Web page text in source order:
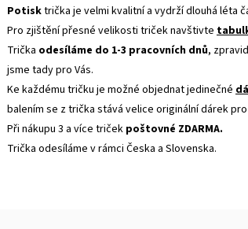
Potisktrička je velmi kvalitní a vydrží dlouhá léta
Pro zjištění přesné velikosti triček navštivte
Trička odesíláme do 1-3 pracovních dnů,
jsme tady pro Vás.
Ke každému tričku je možné objednat jedinečné
balením se z trička stává velice originální dárek
Při nákupu 3 a více triček poštovné ZDARMA.
Trička odesíláme v rámci Česka a Slovenska.